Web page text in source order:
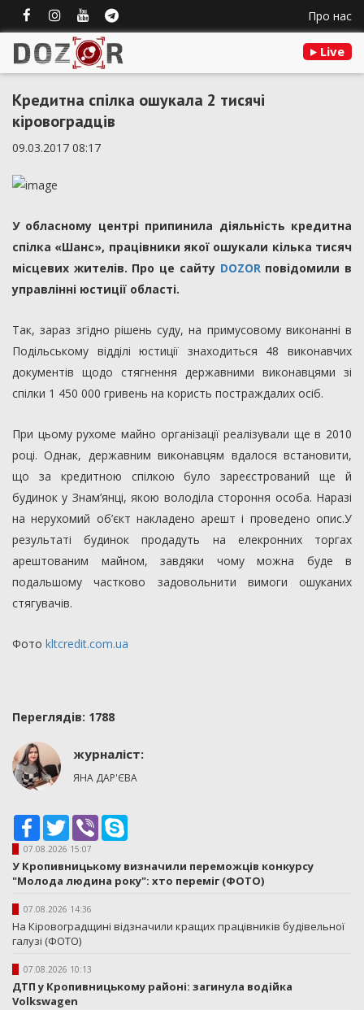
Про нас
Live
Кредитна спілка ошукала 2 тисячі
кіровоградців
09.03.2017 08:17
У обласному центрі припинила діяльність кредитна
спілка «Шанс», працівники якої ошукали кілька тисяч
місцевих жителів. Про це сайту DOZOR повідомили в
управлінні юстиції області.
Так, зараз згідно рішень суду, на примусовому виконанні в
Подільському відділі юстиції знаходиться 48 виконавчих
документів щодо стягнення державними виконавцями зі
спілки 1 450 000 гривень на користь постраждалих осіб.
При цьому рухоме майно організації реалізували ще в 2010
році. Однак, державним виконавцям вдалося встановити,
що за кредитною спілкою було зареєстрований ще й
будинок у Знам’янці, якою володіла стороння особа. Наразі
на нерухомий об’єкт накладено арешт і проведено опис.У
результаті будинок продадуть на елекронних торгах
арештованим майном, завдяки чому можна буде в
подальшому частково задовольнити вимоги ошуканих
стягувачів.
Фото kltcredit.com.ua
Переглядiв: 1788
журналіст:
ЯНА ДАР'ЄВА
Facebook
TwitterViber
07.08.2026 15:07
У Кропивницькому визначили переможців конкурсу
"Молода людина року": хто переміг (ФОТО)
07.08.2026 14:36
На Кіровоградщині відзначили кращих працівників будівельної
галузі (ФОТО)
07.08.2026 10:13
ДТП у Кропивницькому районі: загинула водійка
Volkswagen